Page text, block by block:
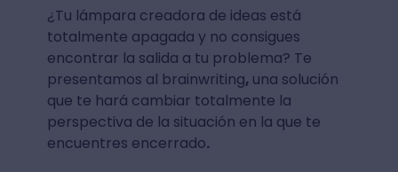
¿Tu lámpara creadora de ideas está
totalmente apagada y no consigues
encontrar la salida a tu problema? Te
presentamos al brainwriting, una solución
que te hará cambiar totalmente la
perspectiva de la situación en la que te
encuentres encerrado.